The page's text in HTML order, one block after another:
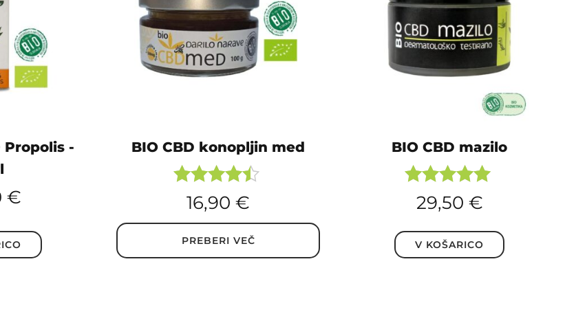
Propolis -
€
BIO CBD konopljin med
Ocenjeno
4.33
16,90 €
PREBERI VEČ
BIO CBD mazilo
Ocenjeno
5.00
od 5
29,50 €
V KOŠARICO